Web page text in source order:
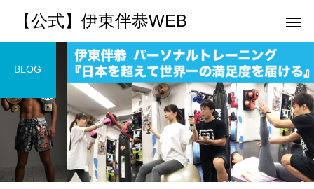
【公式】伊東伴恭WEB
トレーナーとして 個別トレー
パーソナルトレーニ パーソナルトレーニ
BLOG